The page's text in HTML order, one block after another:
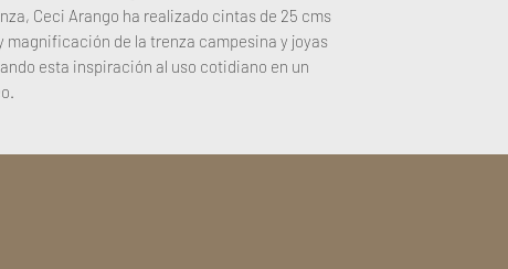
Ceci Arango ha realizado cintas de 25 cms
magnificación de la trenza campesina y joyas
esta inspiración al uso cotidiano en un